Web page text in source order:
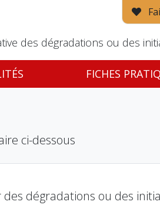
des dégradations ou des
FICHES
ci-dessous
dégradations ou des